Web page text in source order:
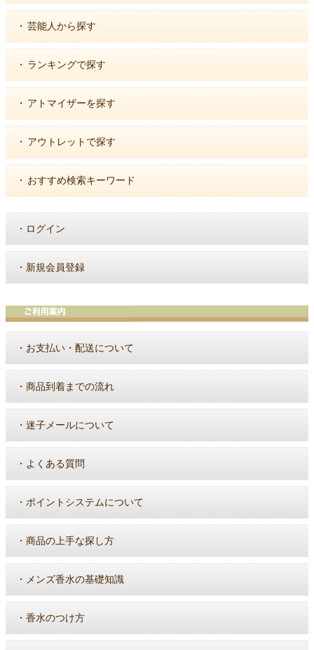
・ 芸能人から探す
・ ランキングで探す
・ アトマイザーを探す
・ アウトレットで探す
・ おすすめ検索キーワード
・ ログイン
・ 新規会員登録
・ お支払い・配送について
・ 商品到着までの流れ
・ 迷子メールについて
・ よくある質問
・ ポイントシステムについて
・ 商品の上手な探し方
・ メンズ香水の基礎知識
・ 香水のつけ方